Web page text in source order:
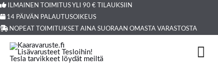
ILMAINEN TOIMITUS YLI 90 € TILAUKSIIN
14 PÄIVÄN PALAUTUSOIKEUS
NOPEAT TOIMITUKSET AINA SUORAAN OMASTA VARASTOSTA
Siirry
sisältöön
Products
search